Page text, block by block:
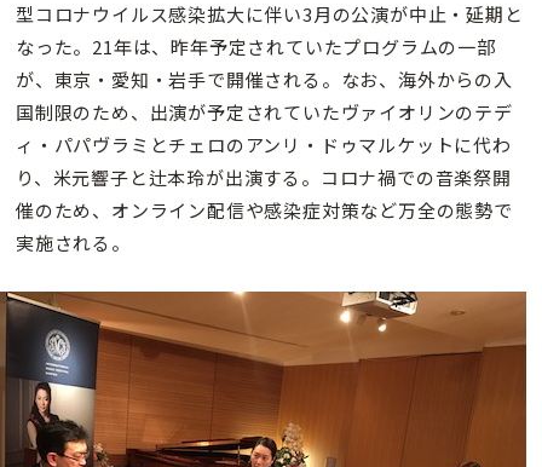
型コロナウイルス感染拡大に伴い3月の公演が中止・延期と
なった。21年は、昨年予定されていたプログラムの一部
が、東京・愛知・岩手で開催される。なお、海外からの入
国制限のため、出演が予定されていたヴァイオリンのテデ
ィ・パパヴラミとチェロのアンリ・ドゥマルケットに代わ
り、米元響子と辻本玲が出演する。コロナ禍での音楽祭開
催のため、オンライン配信や感染症対策など万全の態勢で
実施される。